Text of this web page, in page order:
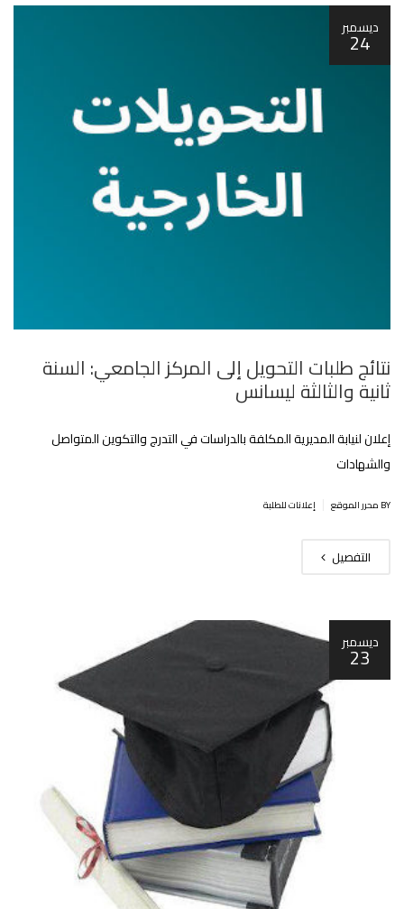
ديسمبر
24
نتائج طلبات التحويل إلى المركز الجامعي: السنة
ثانية والثالثة ليسانس
إعلان لنيابة المديرية المكلفة بالدراسات في التدرج والتكوين المتواصل
والشهادات
BY محرر الموقع إعلانات للطلبة
التفصيل
ديسمبر
23